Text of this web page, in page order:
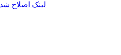
لینک اصلاح شد